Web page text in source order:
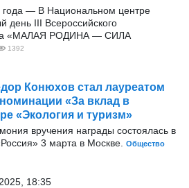
года — В Национальном центре
день III Всероссийского
«МАЛАЯ РОДИНА — СИЛА
1392
Конюхов стал лауреатом
«За вклад в
«Экология и туризм»
вручения награды состоялась в
3 марта в Москве.
Общество
18:35